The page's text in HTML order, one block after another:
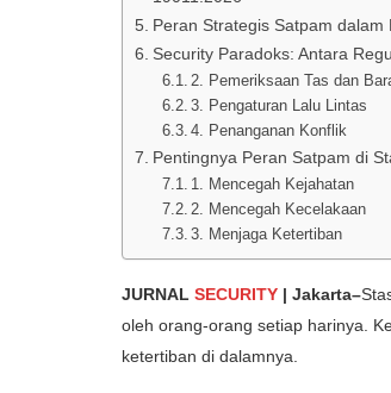
Peran Strategis Satpam
Security Paradoks: Antara
2. Pemeriksaan Tas dan
3. Pengaturan Lalu Lintas
4. Penanganan Konflik
Pentingnya Peran Satpam di
1. Mencegah Kejahatan
2. Mencegah Kecelakaan
3. Menjaga Ketertiban
JURNAL SECURITY | Jakarta–
oleh orang-orang setiap harinya.
ketertiban di dalamnya.